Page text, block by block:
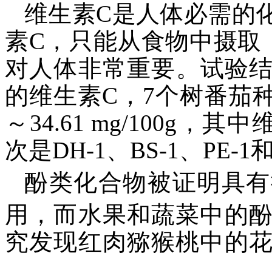
维生素C是人体必需的
素C，只能从食物中摄
对人体非常重要。试验
的维生素C，7个树番茄
～34.61 mg/100g，其
次是DH-1、BS-1、PE-1
酚类化合物被证明具
用，而水果和蔬菜中的
究发现红肉猕猴桃中的